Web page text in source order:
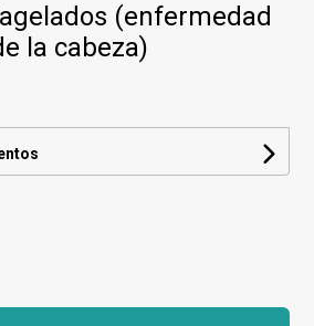
(enfermedad
la cabeza)